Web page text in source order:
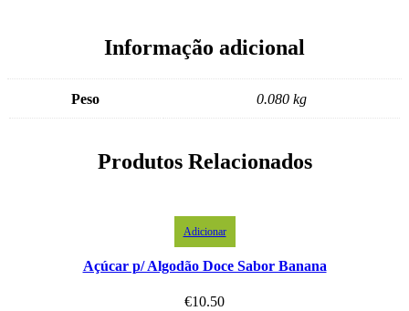
Informação adicional
Peso 0.080 kg
Produtos Relacionados
Adicionar
Açúcar p/ Algodão Doce Sabor Banana
€10.50